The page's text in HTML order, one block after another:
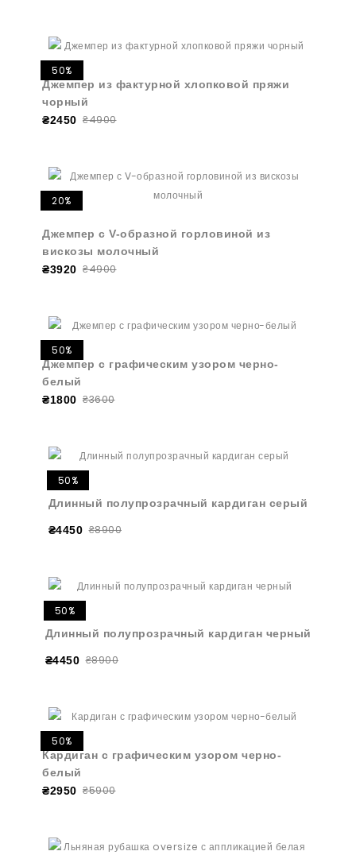
50%
Джемпер из фактурной хлопковой пряжи
чорный
₴2450 ₴4900
20%
Джемпер с V-образной горловиной из
вискозы молочный
₴3920 ₴4900
50%
Джемпер с графическим узором черно-
белый
₴1800 ₴3600
50%
Длинный полупрозрачный кардиган серый
₴4450 ₴8900
50%
Длинный полупрозрачный кардиган черный
₴4450 ₴8900
50%
Кардиган с графическим узором черно-
белый
₴2950 ₴5900